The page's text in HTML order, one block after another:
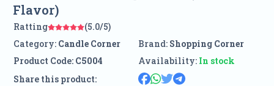
Flavor)
Ratting
(5.0/5)
Category: Candle Corner Brand: Shopping Corner
Product Code: C5004 Availability: In stock
Share this product: